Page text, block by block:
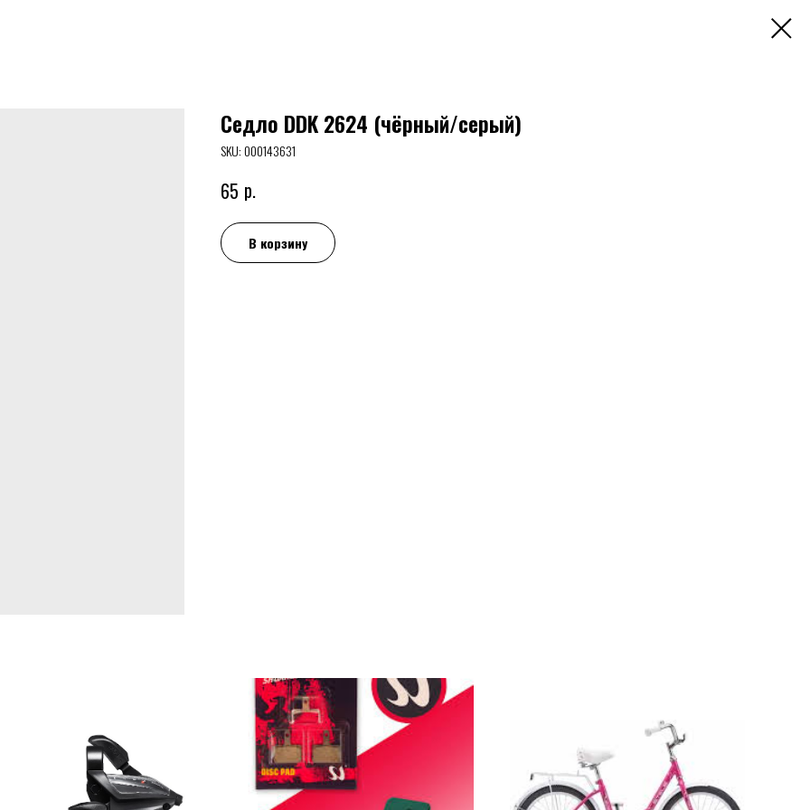
Седло DDK 2624 (чёрный/серый)
SKU:000143631
65 р.
В корзину